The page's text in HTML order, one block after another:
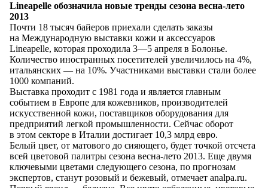
Lineapelle обозначила новые тренды сезона весна-лето
2013
Почти 18 тысяч байеров приехали сделать заказы
на Международную выставки кожи и аксессуаров
Lineapelle, которая проходила 3—5 апреля в Болонье.
Количество иностранных посетителей увеличилось на 4%,
итальянских — на 10%. Участниками выставки стали более
1000 компаний.
Выставка проходит с 1981 года и является главным
событием в Европе для кожевников, производителей
искусственной кожи, поставщиков оборудования для
предприятий легкой промышленности. Сейчас оборот
в этом секторе в Италии достигает 10,3 млрд евро.
Белый цвет, от матового до сияющего, будет точкой отсчета
всей цветовой палитры сезона весна-лето 2013. Еще двумя
ключевыми цветами следующего сезона, по прогнозам
экспертов, станут розовый и бежевый, отмечает analpa.ru.